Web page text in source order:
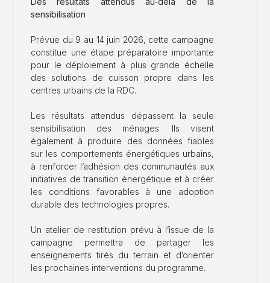
sensibilisation
Prévue du 9 au 14 juin 2026, cette campagne
constitue une étape préparatoire importante
pour le déploiement à plus grande échelle
des solutions de cuisson propre dans les
centres urbains de la RDC.
Les résultats attendus dépassent la seule
sensibilisation des ménages. Ils visent
également à produire des données fiables
sur les comportements énergétiques urbains,
à renforcer l’adhésion des communautés aux
initiatives de transition énergétique et à créer
les conditions favorables à une adoption
durable des technologies propres.
Un atelier de restitution prévu à l’issue de la
campagne permettra de partager les
enseignements tirés du terrain et d’orienter
les prochaines interventions du programme.